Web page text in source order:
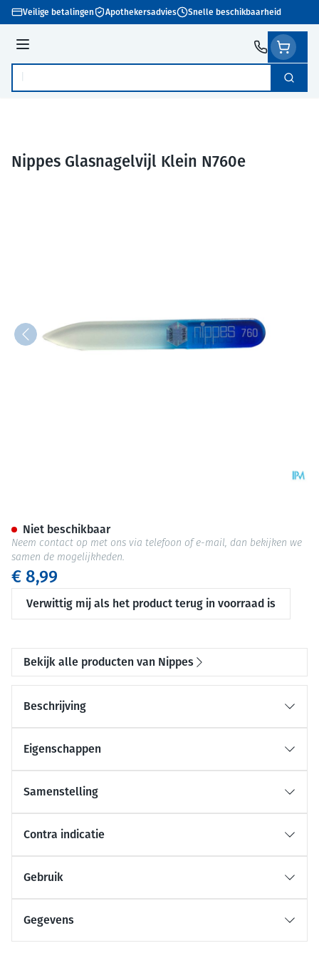
Ga naar de inhoud
Veilige betalingen Apothekersadvies Snelle beschikbaarheid
Menu
Product, merk, categorie... Zoek
Nippes Glasnagelvijl Klein N760e
€ 8,99
Verwittig mij als het product terug in voorraad is
Niet beschikbaar
Neem contact op met ons via telefoon of e-mail, dan bekijken we
samen de mogelijkheden.
Bekijk alle producten van Nippes
Beschrijving
Eigenschappen
Samenstelling
Contra indicatie
Gebruik
Gegevens